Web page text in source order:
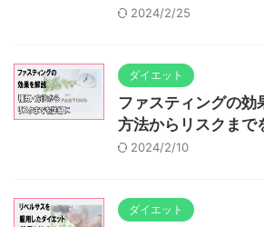
2024/2/25
ダイエット
ファスティングの効
方法からリスクまで
2024/2/10
ダイエット